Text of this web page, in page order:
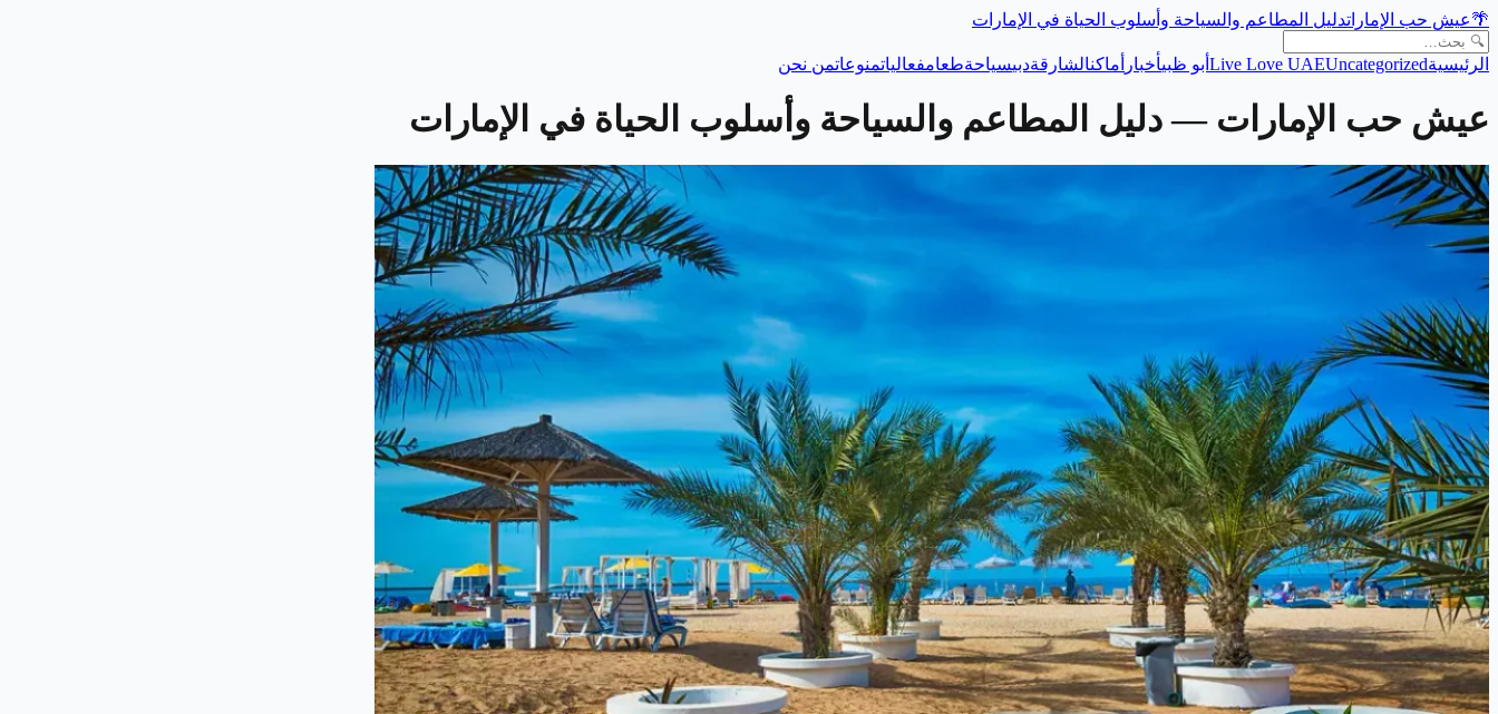
🌴عيش حب الإماراتدليل المطاعم والسياحة وأسلوب الحياة في الإمارات
الرئيسية Live Love UAEUncategorized أبو ظبيأخبار أماكنالشارقةدبيسياحةطعامفعالياتمنوعاتمن نحن
عيش حب الإمارات — دليل المطاعم والسياحة وأسلوب الحياة في الإمارات